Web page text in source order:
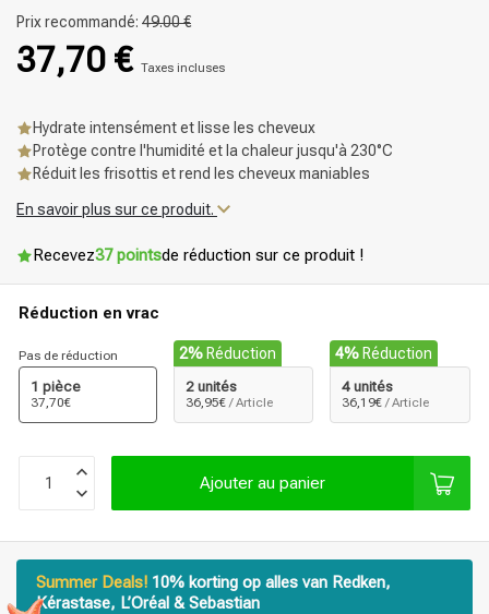
Prix recommandé: 49.00 €
37,70 € Taxes incluses
Hydrate intensément et lisse les cheveux
Protège contre l'humidité et la chaleur jusqu'à 230°C
Réduit les frisottis et rend les cheveux maniables
En savoir plus sur ce produit.
Recevez37 pointsde réduction sur ce produit !
Réduction en vrac
Pas de réduction
1 pièce
37,70€
2%Réduction
2 unités
36,95€ / Article
4% Réduction
4 unités
36,19€ / Article
Ajouter au panier
Summer Deals! 10% korting op alles van Redken,
Kérastase, L’Oréal & Sebastian